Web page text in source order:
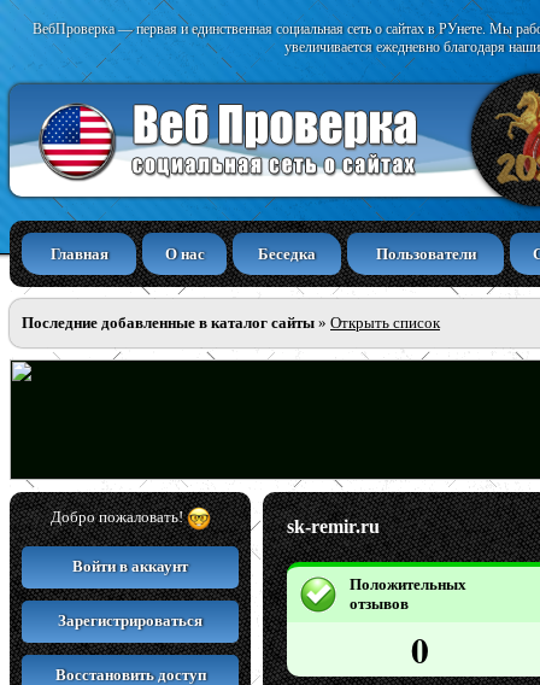
ВебПроверка — первая и единственная социальная сеть о сайтах в РУнете. Мы
увеличивается ежедневно благодаря
Главная О нас Беседка Пользователи
Последние добавленные в каталог сайты » Открыть список
Добро пожаловать!
Войти в аккаунт
Зарегистрироваться
Восстановить доступ
sk-remir.ru
Положительных
отзывов
0